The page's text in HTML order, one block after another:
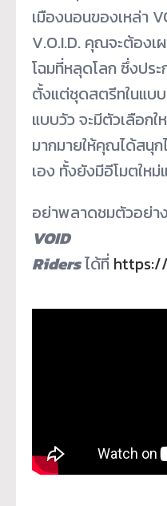
เมืองนอนของเหล่า
V.O.I.D. คุณจะต้อง
โฉมที่หลุดโลก ซึ่งปร
ตั้งแต่ชุดสตรีทในแบ
แบบวัว จะมีตัวเลือก
มากมายให้คุณได้สนุ
เอง ทั้งยังมีอีโมตให
อย่าพลาดชมตัวอย่า
VOID
Ridersได้ที่